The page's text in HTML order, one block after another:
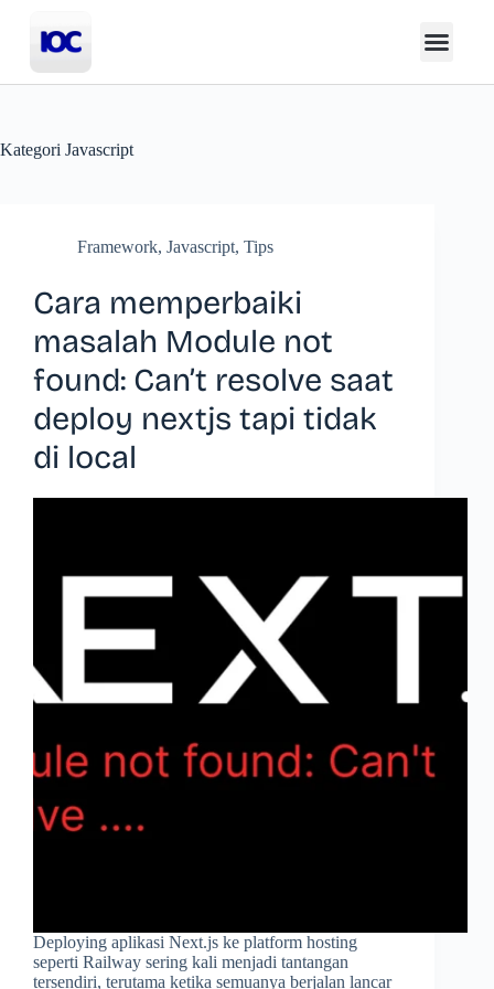
Kategori Javascript
Framework, Javascript, Tips
Cara memperbaiki
masalah Module not
found: Can’t resolve saat
deploy nextjs tapi tidak
di local
Deploying aplikasi Next.js ke platform hosting
seperti Railway sering kali menjadi tantangan
tersendiri, terutama ketika semuanya berjalan lancar